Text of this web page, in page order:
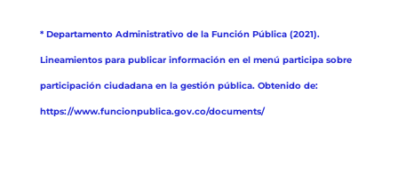
* Departamento Administrativo de la Función Pública (2021).
Lineamientos para publicar información en el menú participa sobre
participación ciudadana en la gestión pública. Obtenido de:
https://www.funcionpublica.gov.co/documents/